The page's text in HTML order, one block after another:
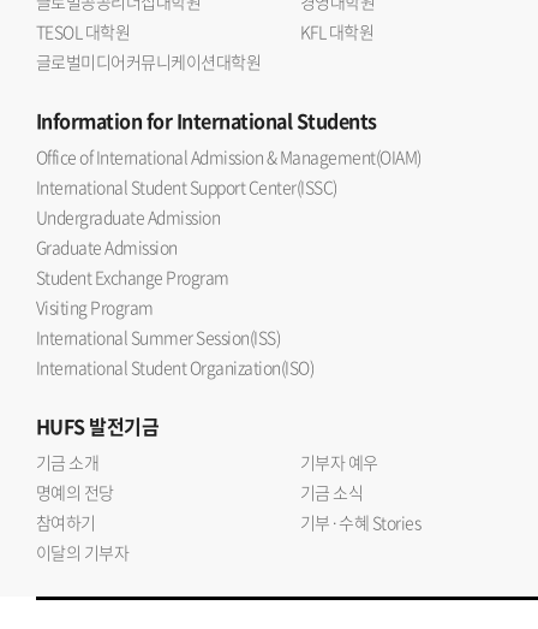
TESOL 대학원
KFL 대학원
글로벌미디어커뮤니케이션대학원
Informationfor International Students
Office of International Admission & Management(OIAM)
International Student Support Center(ISSC)
Undergraduate Admission
Graduate Admission
Student Exchange Program
Visiting Program
International Summer Session(ISS)
International Student Organization(ISO)
HUFS발전기금
기금 소개
기부자 예우
명예의 전당
기금 소식
참여하기
기부·수혜 Stories
이달의 기부자